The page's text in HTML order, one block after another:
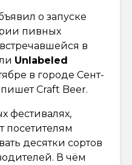
о запуске
пивных
в
Unlabeled
в городе Сент-
Craft Beer.
фестивалях,
посетителям
десятки сортов
В чём